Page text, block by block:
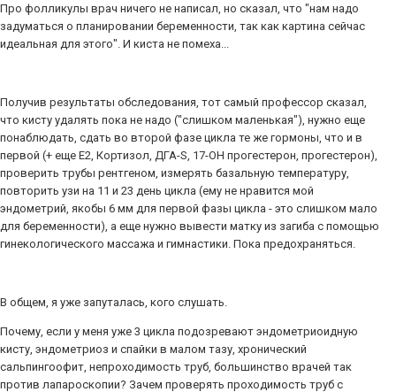
Про фолликулы врач ничего не написал, но сказал, что "нам надо
задуматься о планировании беременности, так как картина сейчас
идеальная для этого". И киста не помеха...
Получив результаты обследования, тот самый профессор сказал,
что кисту удалять пока не надо ("слишком маленькая"), нужно еще
понаблюдать, сдать во второй фазе цикла те же гормоны, что и в
первой (+ еще Е2, Кортизол, ДГА-S, 17-ОН прогестерон, прогестерон),
проверить трубы рентгеном, измерять базальную температуру,
повторить узи на 11 и 23 день цикла (ему не нравится мой
эндометрий, якобы 6 мм для первой фазы цикла - это слишком мало
для беременности), а еще нужно вывести матку из загиба с помощью
гинекологического массажа и гимнастики. Пока предохраняться.
В общем, я уже запуталась, кого слушать.
Почему, если у меня уже 3 цикла подозревают эндометриоидную
кисту, эндометриоз и спайки в малом тазу, хронический
сальпингоофит, непроходимость труб, большинство врачей так
против лапароскопии? Зачем проверять проходимость труб с